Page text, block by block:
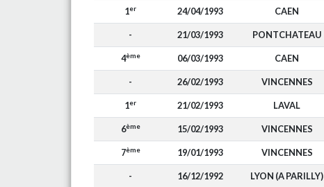
1er 24/04/1993 CAEN
- 21/03/1993 PONTCHATEAU
4ème 06/03/1993 CAEN
- 26/02/1993 VINCENNES
1er 21/02/1993 LAVAL
6ème 15/02/1993 VINCENNES
7ème 19/01/1993 VINCENNES
- 16/12/1992 LYON (A PARILLY)